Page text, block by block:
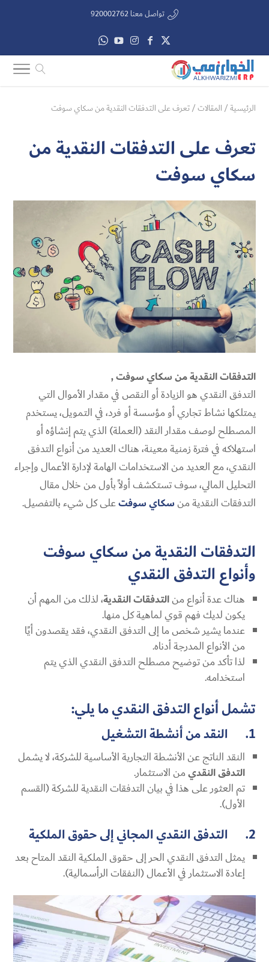
تواصل معنا 920002762
الرئيسية/ المقالات/تعرف على التدفقات النقدية من سكاي سوفت
تعرف على التدفقات النقدية من
سكاي سوفت
التدفقات النقدية من سكاي سوفت ,
التدفق النقدي هو الزيادة أو النقص في مقدار الأموال التي
يمتلكها نشاط تجاري أو مؤسسة أو فرد، في التمويل، يستخدم
المصطلح لوصف مقدار النقد (العملة) الذي يتم إنشاؤه أو
استهلاكه في فترة زمنية معينة، هناك العديد من أنواع التدفق
النقدي، مع العديد من الاستخدامات الهامة لإدارة الأعمال وإجراء
التحليل المالي، سوف تستكشف أولاً بأول من خلال مقال
التدفقات النقدية منسكاي سوفتعلى كل شيء بالتفصيل.
التدفقات النقدية من سكاي سوفت
وأنواع التدفق النقدي
هناك عدة أنواع منالتدفقات النقدية، لذلك من المهم أن
يكون لديك فهم قوي لماهية كل منها.
عندما يشير شخص ما إلى التدفق النقدي، فقد يقصدون أيًا
من الأنواع المدرجة أدناه.
لذا تأكد من توضيح مصطلح التدفق النقدي الذي يتم
استخدامه.
تشمل أنواع التدفق النقدي ما يلي:
1. النقد من أنشطة التشغيل
النقد الناتج عن الأنشطة التجارية الأساسية للشركة، لا يشمل
التدفق النقديمن الاستثمار.
تم العثور على هذا في بيان التدفقات النقدية للشركة (القسم
الأول).
2. التدفق النقدي المجاني إلى حقوق الملكية
يمثل التدفق النقدي الحر إلى حقوق الملكية النقد المتاح بعد
إعادة الاستثمار في الأعمال (النفقات الرأسمالية).